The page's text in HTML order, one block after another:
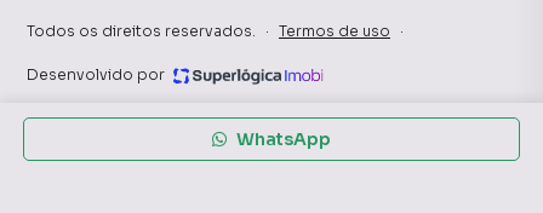
WhatsApp
Todos os direitos reservados. · Termos de uso ·
Desenvolvido por